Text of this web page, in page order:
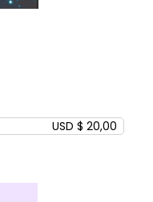
USD $ 20,00